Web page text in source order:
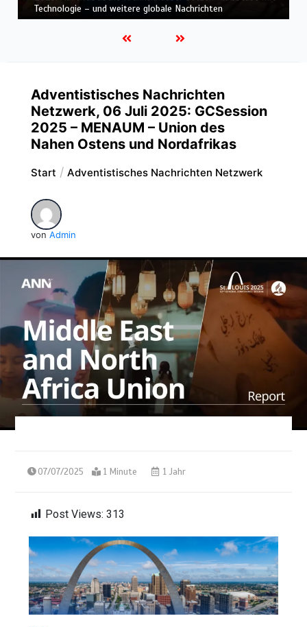
Nachrichten
Adventistisches Nachrichten
Netzwerk, 06 Juli 2025: GCSession
2025 – MENAUM – Union des
Nahen Ostens und Nordafrikas
Start Adventistisches Nachrichten Netzwerk
von Admin
07/07/2025 1 Minute 1 Jahr
Post Views: 313